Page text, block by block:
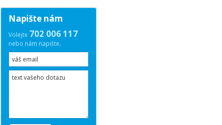
Napište nám
Volejte702 006 117
nebo nám napište.